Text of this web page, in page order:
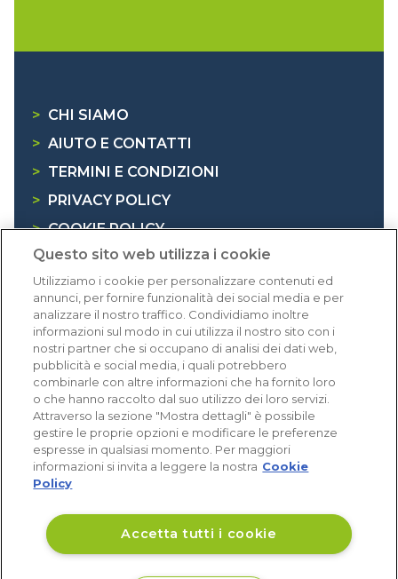
> CHI SIAMO
> AIUTO E CONTATTI
> TERMINI E CONDIZIONI
>
PRIVACY POLICY
> COOKIE POLICY
> INFORMATIVA RAEE
Dicono di noi
1.640 recensioni
Eccellente (4,8)
Acquisti verificati
Questo sito web utilizza i cookie
Utilizziamo i cookie per personalizzare contenuti ed
annunci, per fornire funzionalità dei social media e per
analizzare il nostro traffico. Condividiamo inoltre
informazioni sul modo in cui utilizza il nostro sito con i
nostri partner che si occupano di analisi dei dati web,
pubblicità e social media, i quali potrebbero
combinarle con altre informazioni che ha fornito loro
o che hanno raccolto dal suo utilizzo dei loro servizi.
Attraverso la sezione "Mostra dettagli" è possibile
gestire le proprie opzioni e modificare le preferenze
espresse in qualsiasi momento. Per maggiori
informazioni si invita a leggere la nostra Cookie
Policy
Accetta tutti i cookie